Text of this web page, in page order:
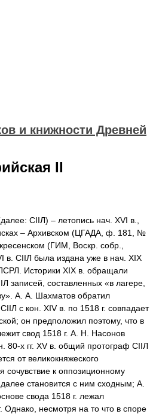
и книжности Древней
II
СIIЛ) – летопись нач. XVI в.,
– Архивском (ЦГАДА, ф. 181, №
(ГИМ, Воскр. собр.,
СIIЛ была издана уже в нач. XIX
Историки XIX в. обращали
записей, составленных «в лагере,
А. А. Шахматов обратил
с кон. XIV в. по 1518 г. совпадает
он предположил поэтому, что в
свод 1518 г. А. Н. Насонов
80-х гг. XV в. общий протограф СIIЛ
от великокняжеского
сочувствие к оппозиционному
становится с ним сходным; А.
свода 1518 г. лежал
Однако, несмотря на то что в споре